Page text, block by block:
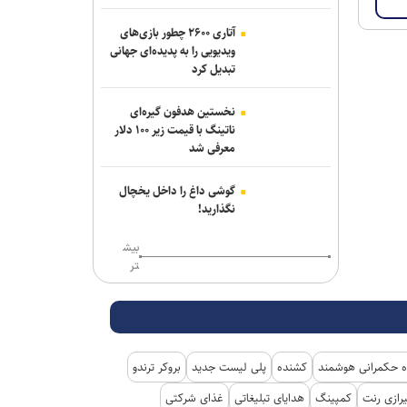
انتصابات جدید در موزه ملی انقلاب
اسلامی و دفاع مقدس
از تولیدات مشترک سینمایی تا حضور در
نمایشگاه کتاب تهران
احیای ۹۵ واحد تولیدی آسیب‌دیده از جنگ
دهمین فستیوال رقابتی پیانو «کلارا»
شهریورماه برگزار می‌شود/ انتشار پوستر
پویش ملی «نامه‌ای از آسمان» همزمان با
بارش شهابی برساوشی برگزار می‌شود
حدیث جان‌بزرگی: خبرنگاری یک کارگاه
تجربی برای مستندسازی بود
تجمعات مردمی امشب؛ تجدید میثاق با
آتاری ۲۶۰۰ چطور بازی‌های
ویدیویی را به پدیده‌ای جهانی
تبدیل کرد
نخستین هدفون گیره‌ای
ناتینگ با قیمت زیر ۱۰۰ دلار
معرفی شد
گوشی داغ را داخل یخچال
نگذارید!
بیش
تر
حکمرانی هوشمند کشنده پلی لیست جدید
بروکر ترندو
رنت کمپینگ هدایای تبلیغاتی غذای شرکتی